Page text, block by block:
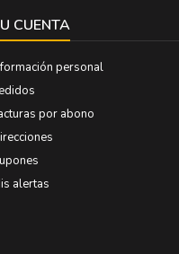
CUENTA
personal
por abono
alertas